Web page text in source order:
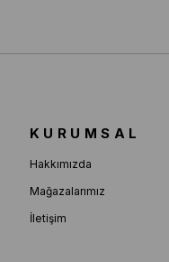
KURUMSAL
Hakkımızda
Mağazalarımız
İletişim